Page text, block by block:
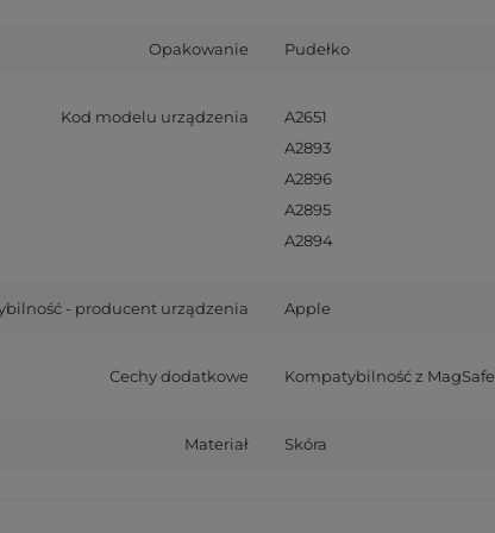
Opakowanie Pudełko
Kod modelu urządzenia
A2651
A2893
A2896
A2895
A2894
- producent urządzenia Apple
Cechy dodatkowe Kompatybilność z MagSafe
Materiał Skóra